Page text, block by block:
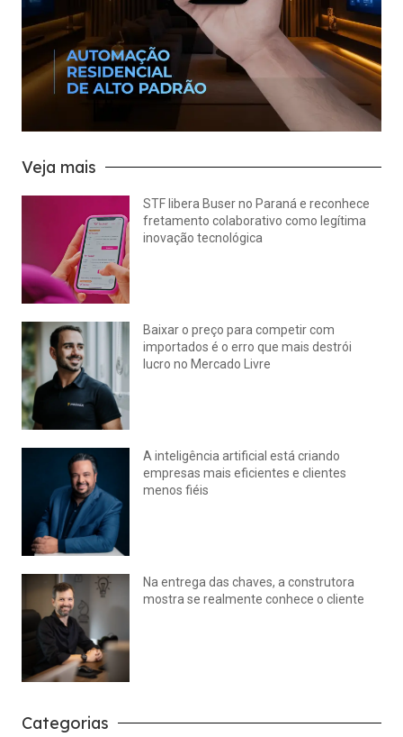
Veja mais
STF libera Buser no Paraná e reconhece
fretamento colaborativo como legítima
inovação tecnológica
Baixar o preço para competir com
importados é o erro que mais destrói
lucro no Mercado Livre
A inteligência artificial está criando
empresas mais eficientes e clientes
menos fiéis
Na entrega das chaves, a construtora
mostra se realmente conhece o cliente
Categorias